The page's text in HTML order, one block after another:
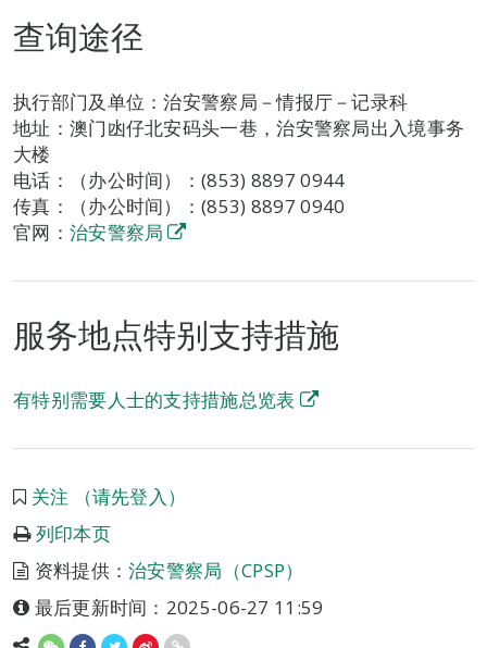
查询途径
执行部门及单位：治安警察局－情报厅－记录科
地址：澳门凼仔北安码头一巷，治安警察局出入境事务
大楼
电话：（办公时间）：(853) 8897 0944
传真：（办公时间）：(853) 8897 0940
官网： 治安警察局
服务地点特别支持措施
有特别需要人士的支持措施总览表
关注 （请先登入）
列印本页
资料提供：治安警察局（CPSP）
最后更新时间：2025-06-27 11:59